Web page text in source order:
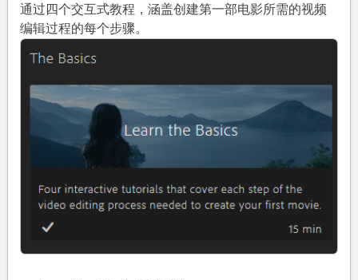
通过四个交互式教程，涵盖创建第一部电影所需的视频
编辑过程的每个步骤。